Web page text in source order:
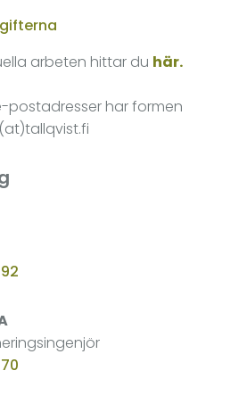
arbeten hittar du här.
postadresser har formen